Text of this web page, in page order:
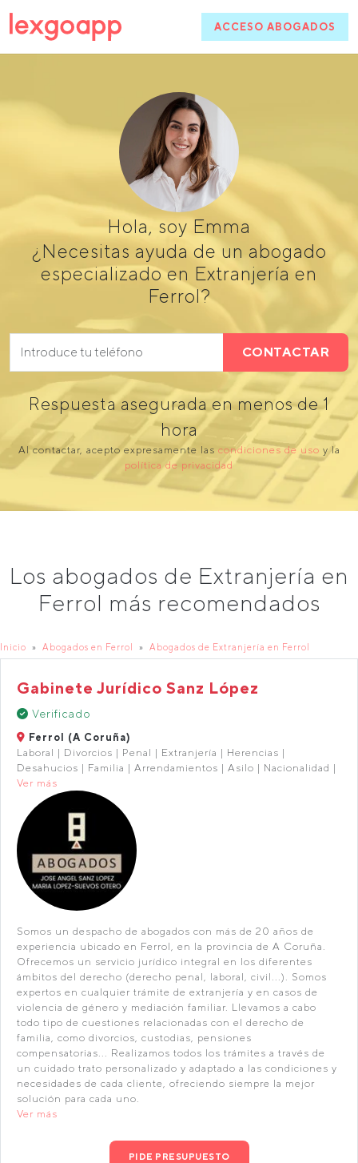
ACCESO ABOGADOS
Hola, soy Emma
¿Necesitas ayuda de un abogado
especializado en Extranjería en
Ferrol?
CONTACTAR
Respuesta asegurada en menos de 1
hora
Al contactar, acepto expresamente las condiciones de uso y la
política de privacidad
Los abogados de Extranjería en
Ferrol más recomendados
Inicio Abogados en Ferrol Abogados de Extranjería en Ferrol
Gabinete Jurídico Sanz López
Verificado
Ferrol (A Coruña)
Laboral | Divorcios | Penal | Extranjería | Herencias |
Desahucios | Familia | Arrendamientos | Asilo | Nacionalidad |
Ver más
Somos un despacho de abogados con más de 20 años de
experiencia ubicado en Ferrol, en la provincia de A Coruña.
Ofrecemos un servicio jurídico integral en los diferentes
ámbitos del derecho (derecho penal, laboral, civil...). Somos
expertos en cualquier trámite de extranjería y en casos de
violencia de género y mediación familiar. Llevamos a cabo
todo tipo de cuestiones relacionadas con el derecho de
familia, como divorcios, custodias, pensiones
compensatorias... Realizamos todos los trámites a través de
un cuidado trato personalizado y adaptado a las condiciones y
necesidades de cada cliente, ofreciendo siempre la mejor
solución para cada uno.
Ver más
PIDE PRESUPUESTO